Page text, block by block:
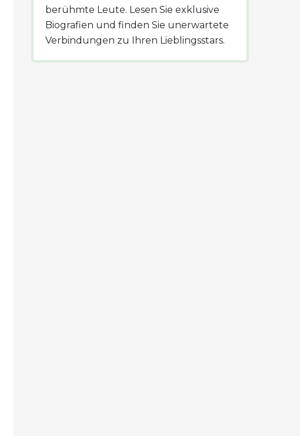
berühmte Leute. Lesen Sie exklusive
Biografien und finden Sie unerwartete
Verbindungen zu Ihren Lieblingsstars.